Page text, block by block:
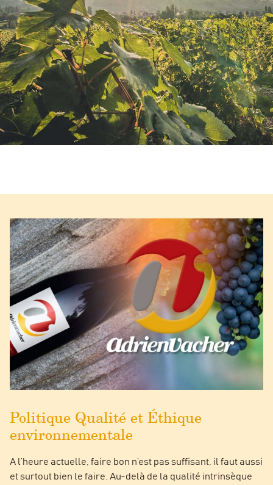
Politique Qualité et Éthique
environnementale
A l’heure actuelle, faire bon n’est pas suffisant, il faut aussi
et surtout bien le faire. Au-delà de la qualité intrinsèque